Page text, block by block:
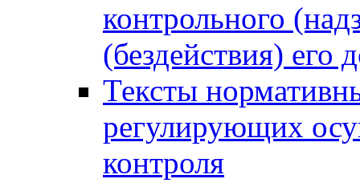
контрольного
(бездействия)
Тексты
регулирующих
контроля